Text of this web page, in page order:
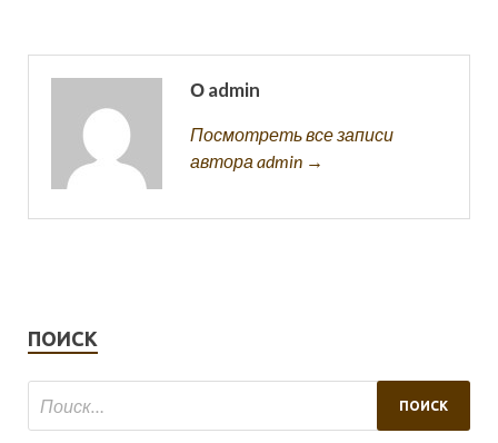
О admin
Посмотреть все записи
автора admin →
ПОИСК